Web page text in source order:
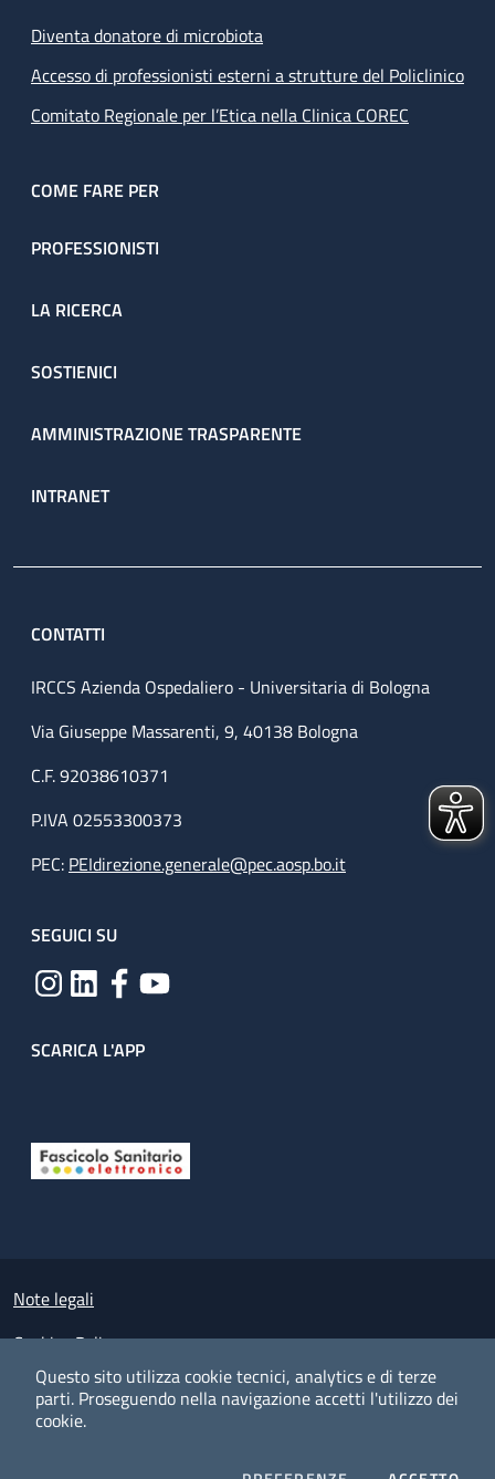
Questo sito utilizza cookie tecnici, analytics e di terze
parti. Proseguendo nella navigazione accetti l'utilizzo dei
cookie.
Diventa donatore di microbiota
Accesso di professionisti esterni a strutture del Policlinico
Comitato Regionale per l’Etica nella Clinica COREC
COME FARE PER
PROFESSIONISTI
LA RICERCA
SOSTIENICI
AMMINISTRAZIONE TRASPARENTE
INTRANET
CONTATTI
IRCCS Azienda Ospedaliero - Universitaria di Bologna
Via Giuseppe Massarenti, 9, 40138 Bologna
C.F. 92038610371
P.IVA 02553300373
PEC: PEIdirezione.generale@pec.aosp.bo.it
SEGUICI SU
SCARICA L'APP
Small prints
Note legali
Cookies Policy
Policy privacy e protezione del dato personale
Albo pretorio on-line